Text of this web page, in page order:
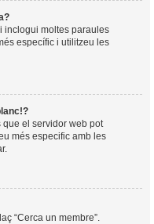
inclogui moltes paraules
específic i utilitzeu les
el servidor web pot
més especific amb les
“Cerca un membre”.